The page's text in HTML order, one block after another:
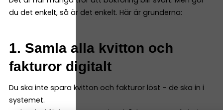
du det enkelt, så är det enkelt. Här är grunderna:
1. Samla alla kvitton och
fakturor digitalt
Du ska inte spara kvitton och fakturor löst – de ska in i
systemet.